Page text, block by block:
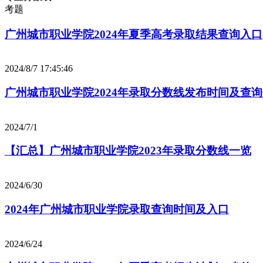
考题
广州城市职业学院2024年夏季高考录取结果查询入口
2024/8/7 17:45:46
广州城市职业学院2024年录取分数线发布时间及查
2024/7/1
【汇总】广州城市职业学院2023年录取分数线一览
2024/6/30
2024年广州城市职业学院录取查询时间及入口
2024/6/24